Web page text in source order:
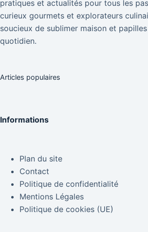
pratiques et actualités pour tous les
curieux gourmets et explorateurs
soucieux de sublimer maison et
quotidien.
Articles populaires
Informations
Plan du site
Contact
Politique de confidentialité
Mentions Légales
Politique de cookies (UE)